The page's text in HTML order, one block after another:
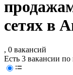
сетях в
, 0 вакансий
Есть 3 вакансии